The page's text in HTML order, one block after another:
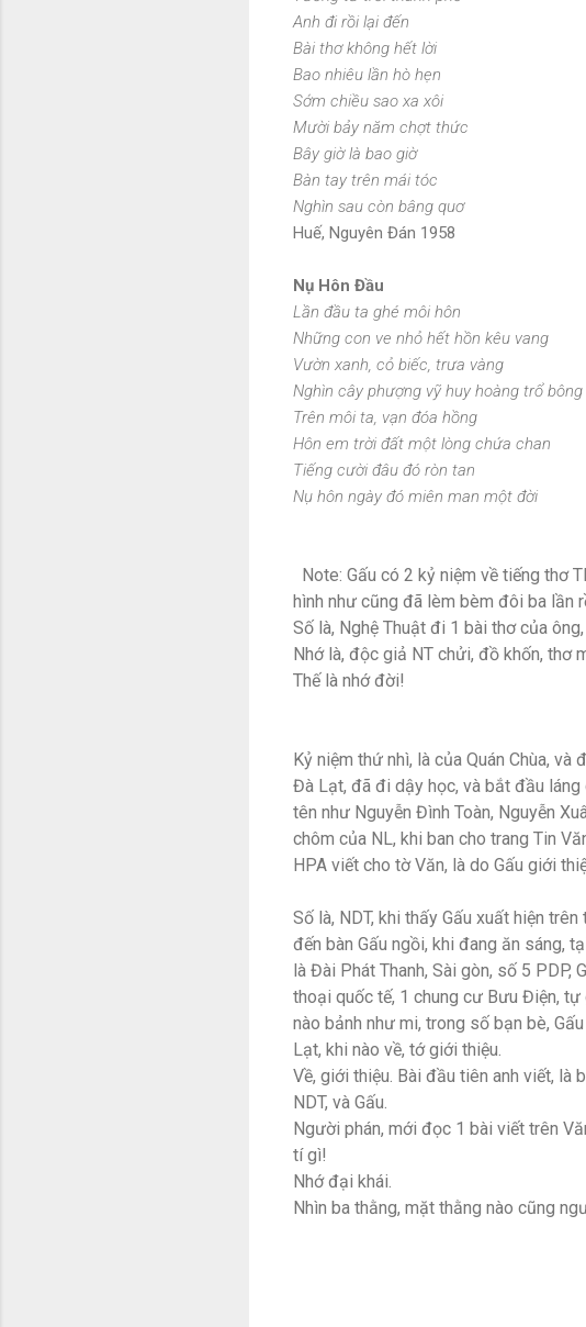
Anh đi rồi lại đến
Bài thơ không hết lời
Bao nhiêu lần hò hẹn
Sớm chiều sao xa xôi
Mười bảy năm chợt thức
Bây giờ là bao giờ
Bàn tay trên mái tóc
Nghìn sau còn bâng quơ
Huế, Nguyên Đán 1958
Nụ Hôn Đầu
Lần đầu ta ghé môi hôn
Những con ve nhỏ hết hồn kêu vang
Vườn xanh, cỏ biếc, trưa vàng
Nghìn cây phượng vỹ huy hoàng trổ bông
Trên môi ta, vạn đóa hồng
Hôn em trời đất một lòng chứa chan
Tiếng cười đâu đó ròn tan
Nụ hôn ngày đó miên man một đời
Note: Gấu có 2 kỷ niệm về tiếng thơ
hình như cũng đã lèm bèm đôi ba lần
Số là, Nghệ Thuật đi 1 bài thơ của
Nhớ là, độc giả NT chửi, đồ khốn, thơ
Thế là nhớ đời!
Kỷ niệm thứ nhì, là của Quán Chùa,
Đà Lạt, đã đi dậy học, và bắt đầu láng
tên như Nguyễn Đình Toàn, Nguyễn
chôm của NL, khi ban cho trang Tin
HPA viết cho tờ Văn, là do Gấu giới
Số là, NDT, khi thấy Gấu xuất hiện
đến bàn Gấu ngồi, khi đang ăn sáng,
là Đài Phát Thanh, Sài gòn, số 5 PDP,
thoại quốc tế, 1 chung cư Bưu Điện, tự
nào bảnh như mi, trong số bạn bè,
Lạt, khi nào về, tớ giới thiệu.
Về, giới thiệu. Bài đầu tiên anh viết, là
NDT, và Gấu.
Người phán, mới đọc 1 bài viết trên
tí gì!
Nhớ đại khái.
Nhìn ba thằng, mặt thằng nào cũng